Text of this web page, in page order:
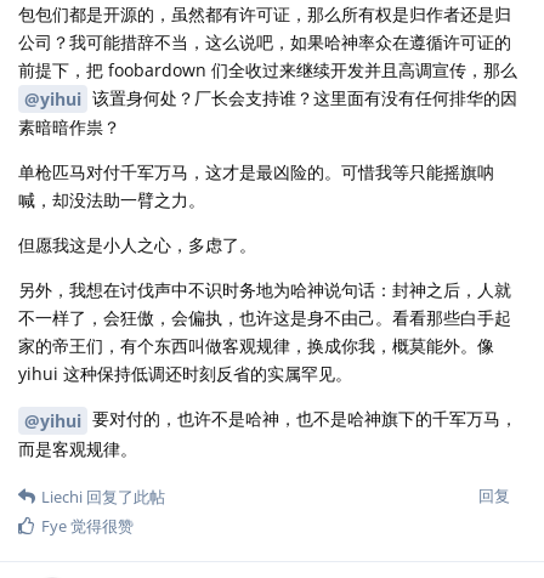
包包们都是开源的，虽然都有许可证，那么所有权是归作者还是归
公司？我可能措辞不当，这么说吧，如果哈神率众在遵循许可证的
前提下，把 foobardown 们全收过来继续开发并且高调宣传，那么
@yihui 该置身何处？厂长会支持谁？这里面有没有任何排华的因
素暗暗作祟？
单枪匹马对付千军万马，这才是最凶险的。可惜我等只能摇旗呐
喊，却没法助一臂之力。
但愿我这是小人之心，多虑了。
另外，我想在讨伐声中不识时务地为哈神说句话：封神之后，人就
不一样了，会狂傲，会偏执，也许这是身不由己。看看那些白手起
家的帝王们，有个东西叫做客观规律，换成你我，概莫能外。像
yihui 这种保持低调还时刻反省的实属罕见。
@yihui 要对付的，也许不是哈神，也不是哈神旗下的千军万马，
而是客观规律。
回复
Liechi 回复了此帖
Fye觉得很赞